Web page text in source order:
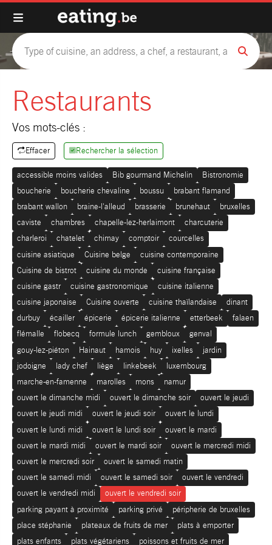
Restaurants
Vos mots-clés :
Effacer Rechercher la sélection
accessible moins valides Bib gourmand Michelin
Bistronomie
boucherie
boucherie chevaline boussu
brabant flamand
brabant wallon
braine-l'alleud brasserie brunehaut
bruxelles
caviste
chambres chapelle-lez-herlaimont
charcuterie
charleroi
chatelet chimay comptoir
courcelles
cuisine asiatique
Cuisine belge
cuisine contemporaine
Cuisine de bistrot
cuisine du monde
cuisine française
cuisine gastr
cuisine gastronomique
cuisine italienne
cuisine japonaise
Cuisine ouverte cuisine thaïlandaise
dinant
durbuy
écailler épicerie épicerie italienne etterbeek
falaen
flémalle
flobecq formule lunch gembloux
genval
gouy-lez-piéton
Hainaut hamois huy ixelles
jardin
jodoigne
lady chef liège linkebeek
luxembourg
marche-en-famenne
marolles mons
namur
ouvert le dimanche midi
ouvert le dimanche soir
ouvert le jeudi
ouvert le jeudi midi
ouvert le jeudi soir
ouvert le lundi
ouvert le lundi midi
ouvert le lundi soir
ouvert le mardi
ouvert le mardi midi
ouvert le mardi soir
ouvert le mercredi midi
ouvert le mercredi soir
ouvert le samedi matin
ouvert le samedi midi
ouvert le samedi soir
ouvert le vendredi
ouvert le vendredi midi
ouvert le vendredi soir
parking payant à proximité
parking privé
péripherie de bruxelles
place stéphanie
plateaux de fruits de mer
plats à emporter
plats enfants
plats végétariens poissons et fruits de mer